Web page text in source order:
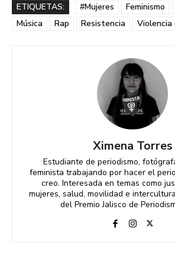
ETIQUETAS: #Mujeres Feminismo
Música
Rap Resistencia Violencia
Ximena Torres
Estudiante de periodismo,
feminista trabajando por hacer el
creo. Interesada en temas como
mujeres, salud, movilidad e
del Premio Jalisco de